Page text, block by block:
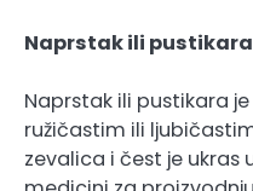
Naprstak ili
Naprstak ili pustikara
ružičastim ili
zevalica i čest je ukras